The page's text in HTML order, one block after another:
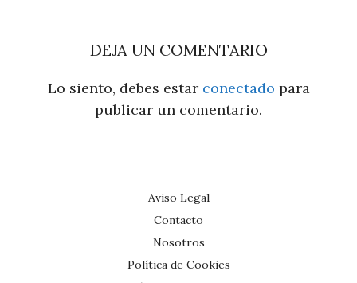
DEJA UN COMENTARIO
Lo siento, debes estar conectado para
publicar un comentario.
Aviso Legal
Contacto
Nosotros
Política de Cookies